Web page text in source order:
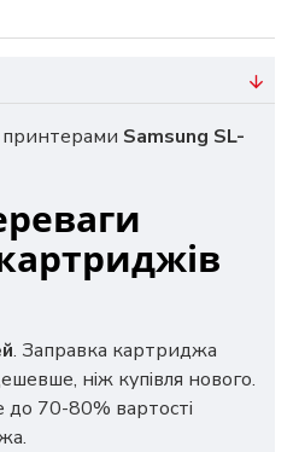
Samsung SL-
. Заправка картриджа
ніж купівля нового.
70-80% вартості